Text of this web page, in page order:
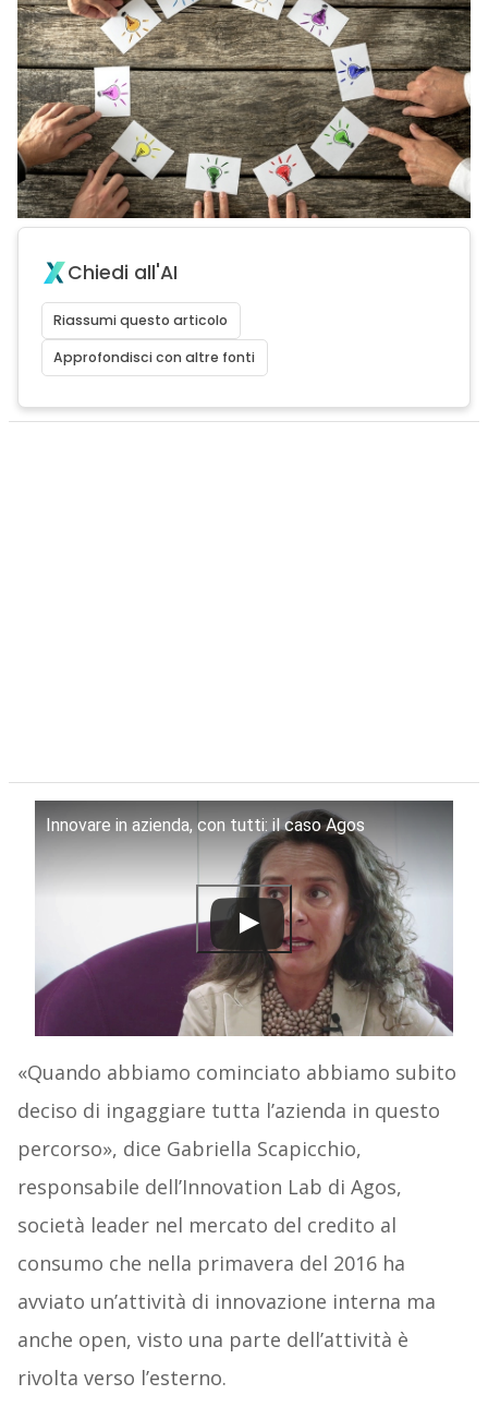
Chiedi all'AI
Riassumi questo articolo
Approfondisci con altre fonti
Innovare in azienda, con tutti: il caso Agos
«Quando abbiamo cominciato abbiamo subito
deciso di ingaggiare tutta l’azienda in questo
percorso», dice Gabriella Scapicchio,
responsabile dell’Innovation Lab di Agos,
società leader nel mercato del credito al
consumo che nella primavera del 2016 ha
avviato un’attività di innovazione interna ma
anche open, visto una parte dell’attività è
rivolta verso l’esterno.